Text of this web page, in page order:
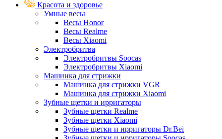
Красота и здоровье
Умные весы
Весы Honor
Весы Realme
Весы Xiaomi
Электробритва
Электробритвы Soocas
Электробритвы Xiaomi
Машинка для стрижки
Машинка для стрижки VGR
Машинка для стрижки Xiaomi
Зубные щетки и ирригаторы
Зубные щетки Realme
Зубные щетки Xiaomi
Зубные щетки и ирригаторы Dr.Bei